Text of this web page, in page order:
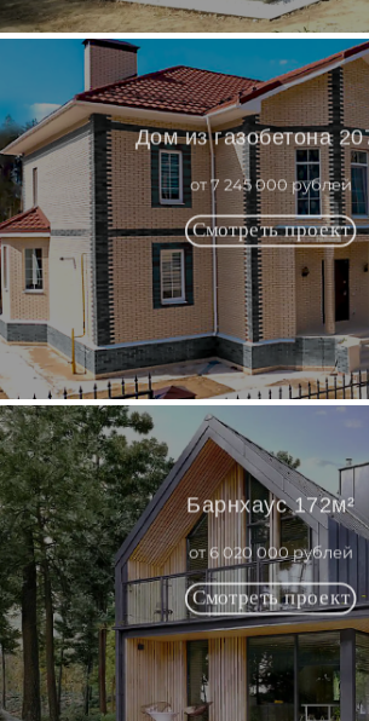
Дом из газобетона
от 7 245 000 рублей
Барнхаус 172м²
от 6 020 000 рублей